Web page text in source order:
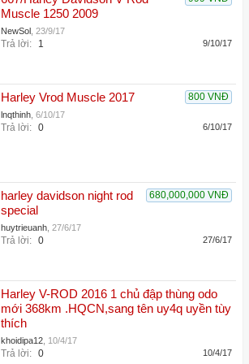
Muscle 1250 2009
NewSol 23/9/17
Trả lời: 1 9/10/17
800 VNĐ
Harley Vrod Muscle 2017
lnqthinh 6/10/17
Trả lời: 0 6/10/17
680,000,000 VNĐ
harley davidson night rod
special
huytrieuanh 27/6/17
Trả lời: 0 27/6/17
Harley V-ROD 2016 1 chủ đập thùng odo
mới 368km .HQCN,sang tên uy4q uyền tùy
thích
khoidipa12 10/4/17
Trả lời: 0 10/4/17